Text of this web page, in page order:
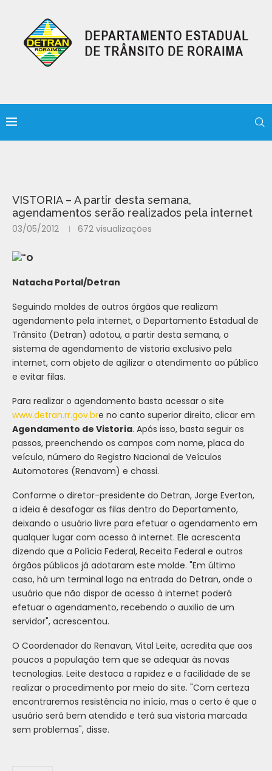
VISTORIA – A partir desta semana,
agendamentos serão realizados pela internet
03/05/2012 672 visualizações
Natacha Portal/Detran
Seguindo moldes de outros órgãos que realizam
agendamento pela internet, o Departamento Estadual de
Trânsito (Detran) adotou, a partir desta semana, o
sistema de agendamento de vistoria exclusivo pela
internet, com objeto de agilizar o atendimento ao público
e evitar filas.
Para realizar o agendamento basta acessar o site
www.detran.rr.gov.bre no canto superior direito, clicar em
Agendamento de Vistoria. Após isso, basta seguir os
passos, preenchendo os campos com nome, placa do
veículo, número do Registro Nacional de Veículos
Automotores (Renavam) e chassi.
Conforme o diretor-presidente do Detran, Jorge Everton,
a ideia é desafogar as filas dentro do Departamento,
deixando o usuário livre para efetuar o agendamento em
qualquer lugar com acesso à internet. Ele acrescenta
dizendo que a Polícia Federal, Receita Federal e outros
órgãos públicos já adotaram este molde. "Em último
caso, há um terminal logo na entrada do Detran, onde o
usuário que não dispor de acesso à internet poderá
efetuar o agendamento, recebendo o auxilio de um
servidor", acrescentou.
O Coordenador do Renavan, Vital Leite, acredita que aos
poucos a população tem que se adequar às novas
tecnologias. Leite destaca a rapidez e a facilidade de se
realizar o procedimento por meio do site. "Com certeza
encontraremos resistência no início, mas o certo é que o
usuário será bem atendido e terá sua vistoria marcada
sem problemas", disse.